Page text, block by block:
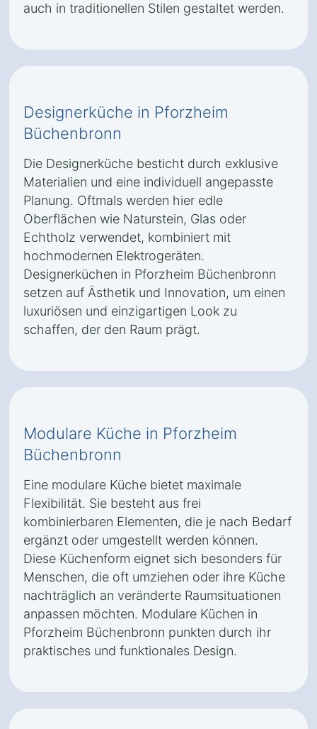
auch in traditionellen Stilen gestaltet werden.
Designerküche in Pforzheim
Büchenbronn
Die Designerküche besticht durch exklusive
Materialien und eine individuell angepasste
Planung. Oftmals werden hier edle
Oberflächen wie Naturstein, Glas oder
Echtholz verwendet, kombiniert mit
hochmodernen Elektrogeräten.
Designerküchen in Pforzheim Büchenbronn
setzen auf Ästhetik und Innovation, um einen
luxuriösen und einzigartigen Look zu
schaffen, der den Raum prägt.
Modulare Küche in Pforzheim
Büchenbronn
Eine modulare Küche bietet maximale
Flexibilität. Sie besteht aus frei
kombinierbaren Elementen, die je nach Bedarf
ergänzt oder umgestellt werden können.
Diese Küchenform eignet sich besonders für
Menschen, die oft umziehen oder ihre Küche
nachträglich an veränderte Raumsituationen
anpassen möchten. Modulare Küchen in
Pforzheim Büchenbronn punkten durch ihr
praktisches und funktionales Design.